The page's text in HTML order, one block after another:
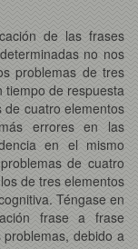
de las frases
no nos
problemas de tres
tiempo de respuesta
de cuatro elementos
errores en las
en el mismo
de cuatro
de tres elementos
Téngase en
frase a frase
debido a